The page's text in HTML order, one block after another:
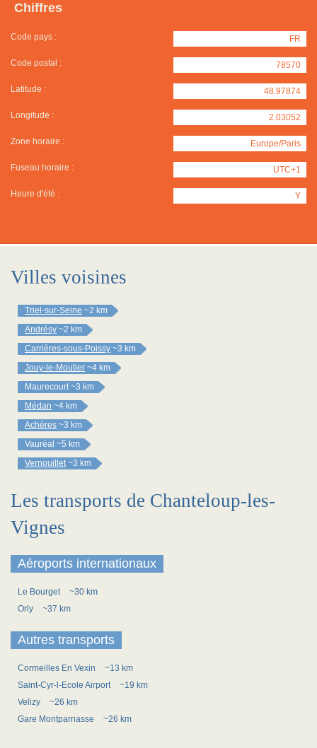
Chiffres
Code pays : FR
Code postal : 78570
Latitude : 48.97874
Longitude : 2.03052
Zone horaire : Europe/Paris
Fuseau horaire : UTC+1
Heure d'été : Y
Villes voisines
Triel-sur-Seine ~2 km
Andrésy ~2 km
Carrières-sous-Poissy ~3 km
Jouy-le-Moutier ~4 km
Maurecourt ~3 km
Médan ~4 km
Achères ~3 km
Vauréal ~5 km
Vernouillet ~3 km
Les transports de Chanteloup-les-
Vignes
Aéroports internationaux
Le Bourget
~30 km
Orly
~37 km
Autres transports
Cormeilles En Vexin
~13 km
Saint-Cyr-l-Ecole Airport
~19 km
Velizy
~26 km
Gare Montparnasse
~26 km